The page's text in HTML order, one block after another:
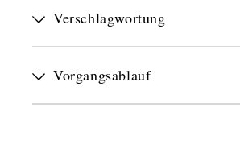
Verschlagwortung
Vorgangsablauf